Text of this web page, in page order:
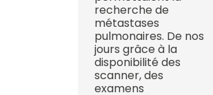
recherche de
métastases
pulmonaires. De nos
jours grâce à la
disponibilité des
scanner, des
examens